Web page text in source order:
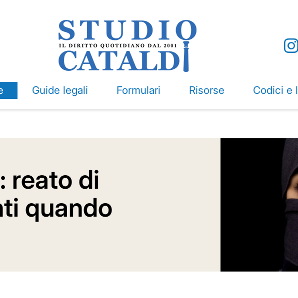
Guide legali Formulari Risorse Codici e
reato di
quando